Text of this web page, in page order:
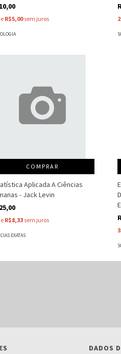
R$5,00sem juros 2
COMPRAR
Aplicada A Ciências
- Jack Levin
R$8,33 sem juros
EXATAS
3
DADOS